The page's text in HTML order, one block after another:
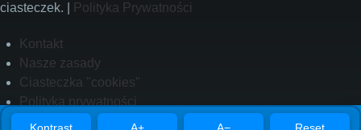
ciasteczek. |
Polityka Prywatności
FooterKontakt
Nasze zasady
Ciasteczka "cookies"
Polityka prywatności